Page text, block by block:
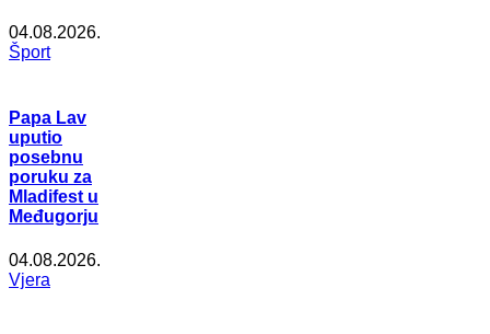
04.08.2026.
Šport
Papa Lav
uputio
posebnu
poruku za
Mladifest u
Međugorju
04.08.2026.
Vjera